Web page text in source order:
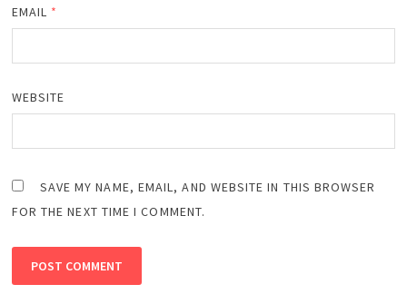
EMAIL *
WEBSITE
SAVE MY NAME, EMAIL, AND WEBSITE IN THIS BROWSER
FOR THE NEXT TIME I COMMENT.